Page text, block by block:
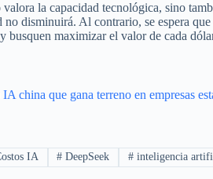
la capacidad tecnológica, sino
disminuirá. Al contrario, se espera
busquen maximizar el valor de cada
china que gana terreno en empresas
IA # DeepSeek # inteligencia